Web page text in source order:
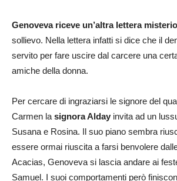
Genoveva riceve un’altra lettera
sollievo. Nella lettera infatti si dice che il
servito per fare uscire dal carcere una
amiche della donna.
Per cercare di ingraziarsi le signore del
Carmen la signora Alday invita ad un
Susana e Rosina. Il suo piano sembra
essere ormai riuscita a farsi benvolere
Acacias, Genoveva si lascia andare ai
Samuel. I suoi comportamenti però